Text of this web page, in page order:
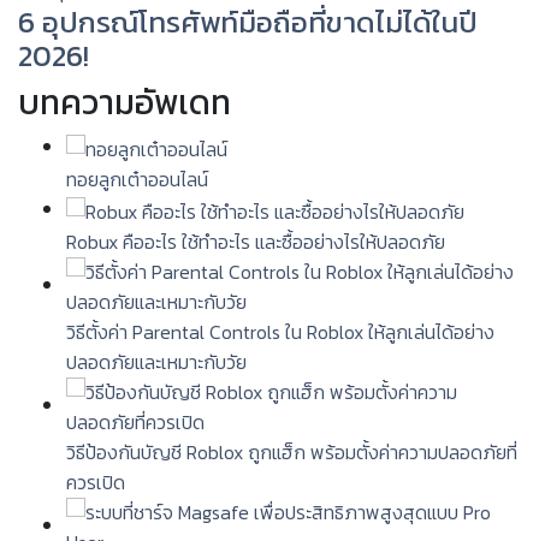
6 อุปกรณ์โทรศัพท์มือถือที่ขาดไม่ได้ในปี
2026!
บทความอัพเดท
ทอยลูกเต๋าออนไลน์
Robux คืออะไร ใช้ทำอะไร และซื้ออย่างไรให้ปลอดภัย
วิธีตั้งค่า Parental Controls ใน Roblox ให้ลูกเล่นได้อย่าง
ปลอดภัยและเหมาะกับวัย
วิธีป้องกันบัญชี Roblox ถูกแฮ็ก พร้อมตั้งค่าความปลอดภัยที่
ควรเปิด